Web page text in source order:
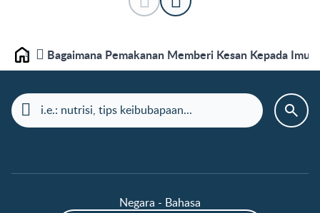
Laman depanBagaimana Pemakanan Memberi Kesan Kepada
Negara - Bahasa